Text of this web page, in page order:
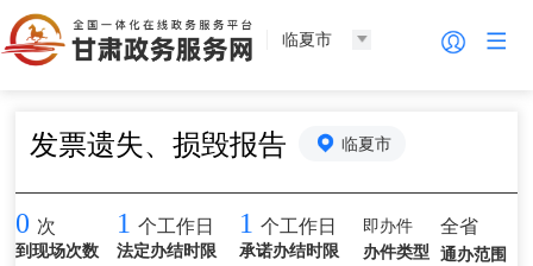
临夏市
发票遗失、损毁报告 临夏市
0 次
到现场次数
1 个工作日
法定办结时限
1 个工作日
承诺办结时限
即办件
办件类型
全省
通办范围